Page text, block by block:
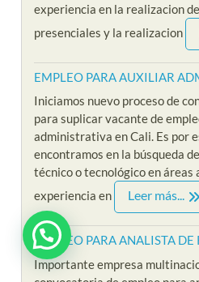
experiencia en la realizacion
presenciales y la realizacion
EMPLEO PARA AUXILIAR
Iniciamos nuevo proceso de
para suplicar vacante de
administrativa en Cali. Es por
encontramos en la búsqueda
técnico o tecnológico en
experiencia en
Leer más...
EMPLEO PARA ANALISTA
Importante empresa